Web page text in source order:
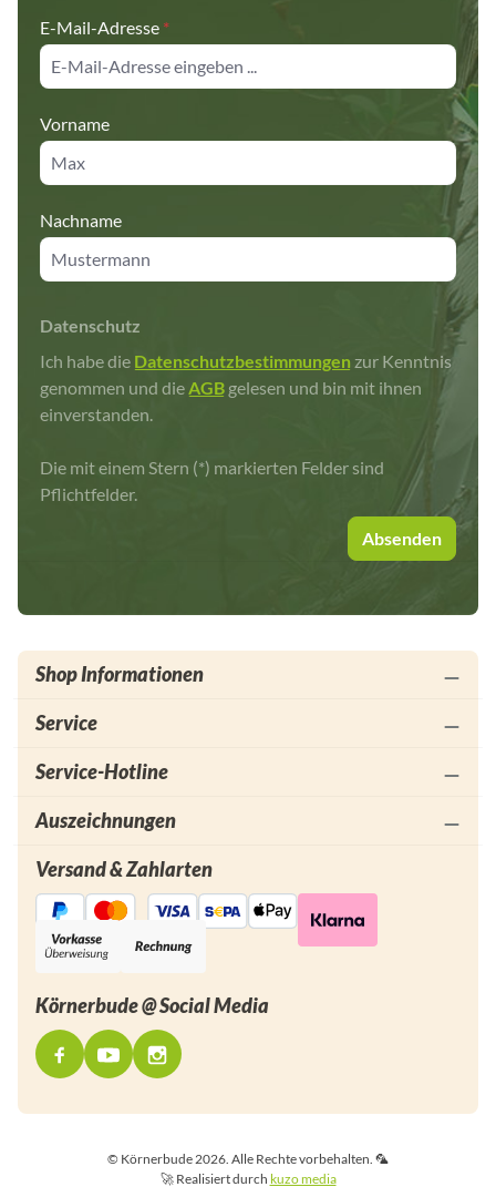
E-Mail-Adresse *
Vorname
Nachname
Datenschutz
Ich habe die Datenschutzbestimmungen zur Kenntnis
genommen und dieAGB gelesen und bin mit ihnen
einverstanden.
Die mit einem Stern (*) markierten Felder sind
Pflichtfelder.
Absenden
Shop Informationen
Service
Service-Hotline
Auszeichnungen
Versand & Zahlarten
Körnerbude @ Social Media
© Körnerbude 2026. Alle Rechte vorbehalten. 🦜
🚀 Realisiert durch kuzo media